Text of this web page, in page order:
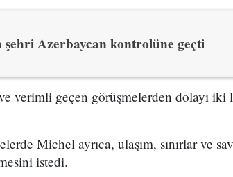
Azerbaycan kontrolüne geçti
verimli geçen görüşmelerden dolayı
Michel ayrıca, ulaşım, sınırlar ve
istedi.